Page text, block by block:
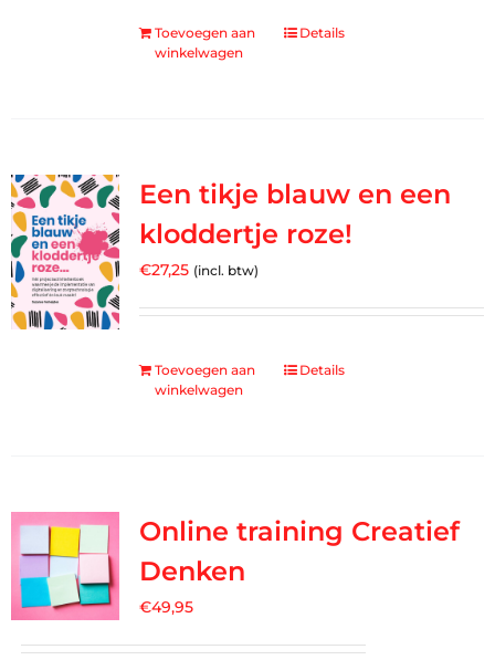
Toevoegen aan
winkelwagen
Details
Een tikje blauw en een
kloddertje roze!
€27,25 (incl. btw)
Toevoegen aan
winkelwagen
Details
Online training Creatief
Denken
€49,95